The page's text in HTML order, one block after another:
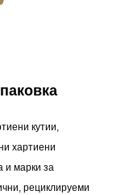
кутии,
хартиени
и марки за
рециклируеми